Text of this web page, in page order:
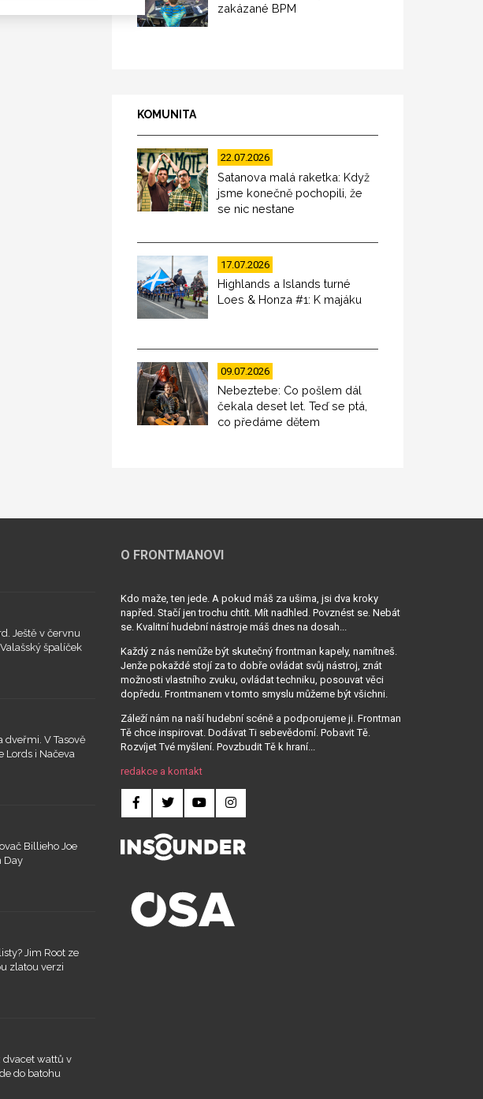
zakázané BPM
KOMUNITA
22.07.2026
Satanova malá raketka: Když
jsme konečně pochopili, že
se nic nestane
17.07.2026
Highlands a Islands turné
Loes & Honza #1: K majáku
09.07.2026
Nebeztebe: Co pošlem dál
čekala deset let. Teď se ptá,
co předáme dětem
Ještě v červnu
špalíček
dveřmi. V Tasově
Lords i Načeva
Billieho Joe
Day
Jim Root ze
zlatou verzi
dvacet wattů v
do batohu
O FRONTMANOVI
Kdo maže, ten jede. A pokud máš za ušima, jsi dva kroky
napřed. Stačí jen trochu chtít. Mít nadhled. Povznést se. Nebát
se. Kvalitní hudební nástroje máš dnes na dosah...
Každý z nás nemůže být skutečný frontman kapely, namítneš.
Jenže pokaždé stojí za to dobře ovládat svůj nástroj, znát
možnosti vlastního zvuku, ovládat techniku, posouvat věci
dopředu. Frontmanem v tomto smyslu můžeme být všichni.
Záleží nám na naší hudební scéně a podporujeme ji. Frontman
Tě chce inspirovat. Dodávat Ti sebevědomí. Pobavit Tě.
Rozvíjet Tvé myšlení. Povzbudit Tě k hraní...
redakce a kontakt